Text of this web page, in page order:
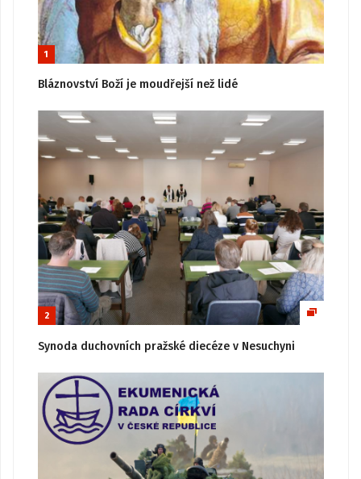
1
Bláznovství Boží je moudřejší než lidé
2
Synoda duchovních pražské diecéze v Nesuchyni